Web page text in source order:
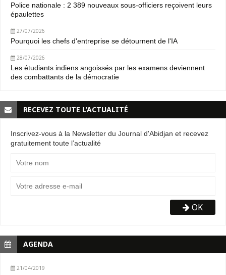
Police nationale : 2 389 nouveaux sous-officiers reçoivent leurs
épaulettes
27/07/2026
Pourquoi les chefs d'entreprise se détournent de l'IA
28/07/2026
Les étudiants indiens angoissés par les examens deviennent
des combattants de la démocratie
RECEVEZ TOUTE L’ACTUALITÉ
Inscrivez-vous à la Newsletter du Journal d'Abidjan et recevez
gratuitement toute l’actualité
OK
AGENDA
21/04/2019